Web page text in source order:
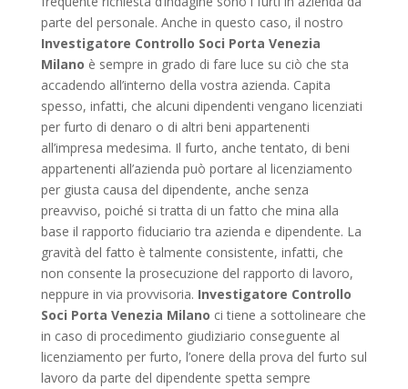
parte del personale. Anche in questo caso, il nostro
Investigatore Controllo Soci Porta Venezia
Milano è sempre in grado di fare luce su ciò che sta
accadendo all’interno della vostra azienda. Capita
spesso, infatti, che alcuni dipendenti vengano licenziati
per furto di denaro o di altri beni appartenenti
all’impresa medesima. Il furto, anche tentato, di beni
appartenenti all’azienda può portare al licenziamento
per giusta causa del dipendente, anche senza
preavviso, poiché si tratta di un fatto che mina alla
base il rapporto fiduciario tra azienda e dipendente. La
gravità del fatto è talmente consistente, infatti, che
non consente la prosecuzione del rapporto di lavoro,
neppure in via provvisoria. Investigatore Controllo
Soci Porta Venezia Milano ci tiene a sottolineare che
in caso di procedimento giudiziario conseguente al
licenziamento per furto, l’onere della prova del furto sul
lavoro da parte del dipendente spetta sempre